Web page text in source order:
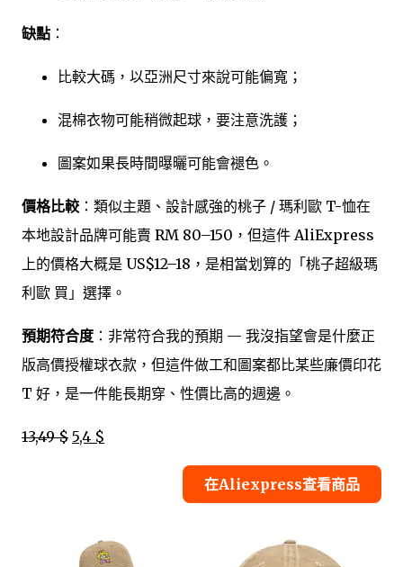
缺點 ：
比較大碼，以亞洲尺寸來說可能偏寬；
混棉衣物可能稍微起球，要注意洗護；
圖案如果長時間曝曬可能會褪色。
價格比較 ：類似主題、設計感強的桃子 / 瑪利歐 T-恤在
本地設計品牌可能賣 RM 80–150，但這件 AliExpress
上的價格大概是 US$12–18，是相當划算的「桃子超級瑪
利歐 買」選擇。
預期符合度 ：非常符合我的預期 — 我沒指望會是什麼正
版高價授權球衣款，但這件做工和圖案都比某些廉價印花
T 好，是一件能長期穿、性價比高的週邊。
13,49 $ 5,4 $
在Aliexpress查看商品